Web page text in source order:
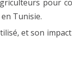
pour
Tunisie.
et son